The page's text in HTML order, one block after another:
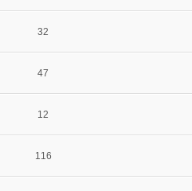
32
47
12
116